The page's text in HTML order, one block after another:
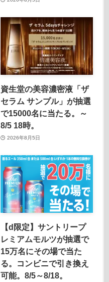
資生堂の美容濃密液「ザ
セラム サンプル」が抽選
で15000名に当たる。～
8/5 18時。
2026年8月5日
【d限定】サントリープ
レミアムモルツが抽選で
15万名にその場で当た
る。コンビニで引き換え
可能。8/5～8/18。